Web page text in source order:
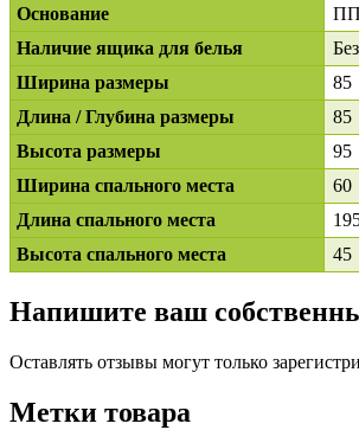
Основание
Наличие ящика для белья
Ширина размеры
85
Длина / Глубина размеры
85
Высота размеры
95
Ширина спального места
60
Длина спального места
Высота спального места
45
Напишите ваш
Оставлять отзывы могут только
Метки товара